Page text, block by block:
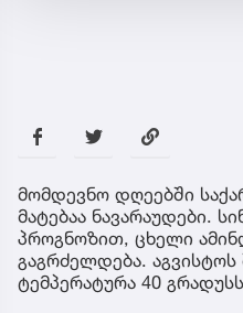
მომდევნო დღეებში
მატებაა ნავარაუდები.
პროგნოზით, ცხელი
გაგრძელდება. აგვისტოს
ტემპერატურა 40